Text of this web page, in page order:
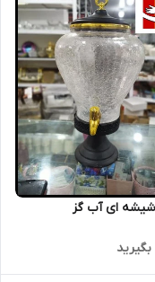
ای آب گز